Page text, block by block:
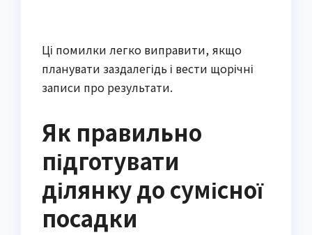
Ці помилки легко виправити, якщо
планувати заздалегідь і вести щорічні
записи про результати.
Як правильно
підготувати
ділянку до сумісної
посадки